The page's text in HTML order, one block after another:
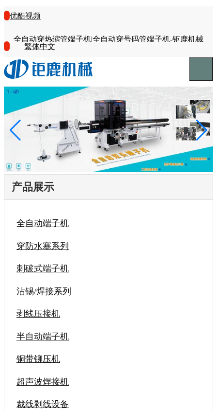
优酷视频
全自动穿热缩管端子机|全自动穿号码管端子机-钜鹿机械
繁体中文
产品展示
全自动端子机
穿防水塞系列
刺破式端子机
沾锡/焊接系列
剥线压接机
半自动端子机
铜带铆压机
超声波焊接机
裁线剥线设备